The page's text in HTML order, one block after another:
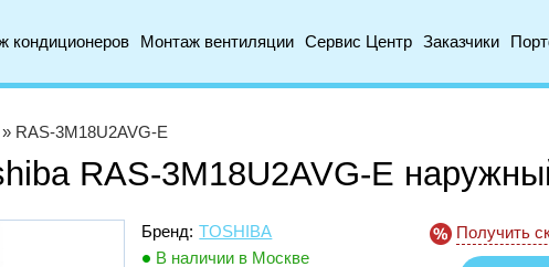
кондиционеров Монтаж вентиляции Сервис Центр Заказчики
» RAS-3M18U2AVG-E
RAS-3M18U2AVG-E
Бренд: TOSHIBA
В наличии в Москве
Получить